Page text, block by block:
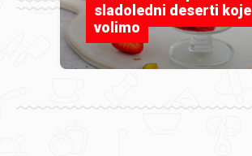
sladoledni deserti koje
volimo